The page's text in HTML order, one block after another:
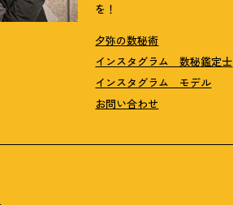
を！
夕弥の数秘術
インスタグラム 数秘鑑定士
インスタグラム モデル
お問い合わせ